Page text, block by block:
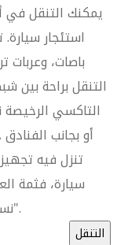
يمكنك التنقل في
استئجار
باصات، وعربات
التنقل براحة بين
التاكسي
أو بجانب
تنزل فيه
سيارة، فثمة
نسق "بدجيت"، و"ثريفتي"، و"هيرتز" و"سيكست".
التنقل